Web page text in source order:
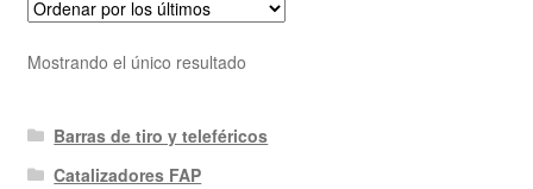
Mostrando el único resultado
Barras de tiro y teleféricos
Catalizadores FAP